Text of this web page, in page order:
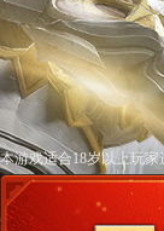
本游戏适合18岁以上玩家